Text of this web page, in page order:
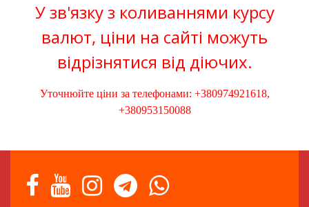
У зв'язку з коливаннями курсу
валют, ціни на сайті можуть
відрізнятися від діючих.
Уточнюйте ціни за телефонами: +380974921618,
+380953150088